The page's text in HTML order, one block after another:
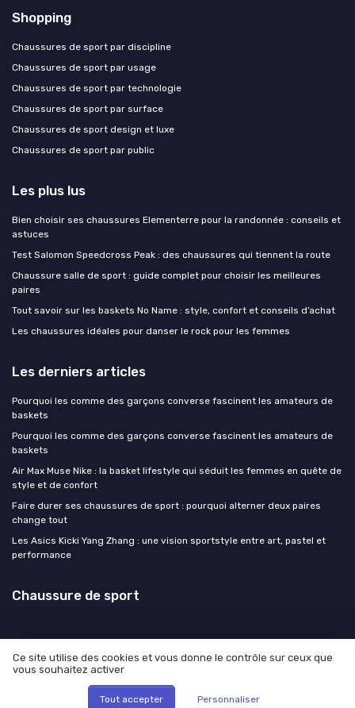
Shopping
Chaussures de sport par discipline
Chaussures de sport par usage
Chaussures de sport par technologie
Chaussures de sport par surface
Chaussures de sport design et luxe
Chaussures de sport par public
Les plus lus
Bien choisir ses chaussures Elementerre pour la randonnée : conseils et
astuces
Test Salomon Speedcross Peak : des chaussures qui tiennent la route
Chaussure salle de sport : guide complet pour choisir les meilleures
paires
Tout savoir sur les baskets No Name : style, confort et conseils d’achat
Les chaussures idéales pour danser le rock pour les femmes
Les derniers articles
Pourquoi les comme des garçons converse fascinent les amateurs de
baskets
Pourquoi les comme des garçons converse fascinent les amateurs de
baskets
Air Max Muse Nike : la basket lifestyle qui séduit les femmes en quête de
style et de confort
Faire durer ses chaussures de sport : pourquoi alterner deux paires
change tout
Les Asics Kicki Yang Zhang : une vision sportstyle entre art, pastel et
performance
Chaussure de sport
Mentions légales
© Chaussure de sport 2026
Ce site utilise des cookies et vous donne le contrôle sur ceux que
vous souhaitez activer
Tout accepter Personnaliser